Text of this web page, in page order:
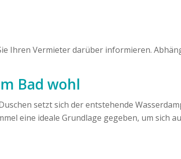
Ihren Vermieter darüber informieren.
Bad wohl
setzt sich der entstehende
eine ideale Grundlage gegeben, um sich